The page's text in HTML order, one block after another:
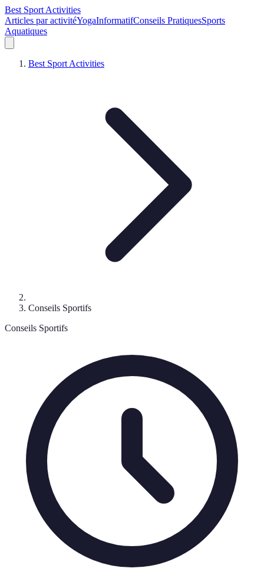
Best Sport Activities
Articles par activitéYogaInformatifConseils PratiquesSports
Aquatiques
Best Sport Activities
Conseils Sportifs
Conseils Sportifs